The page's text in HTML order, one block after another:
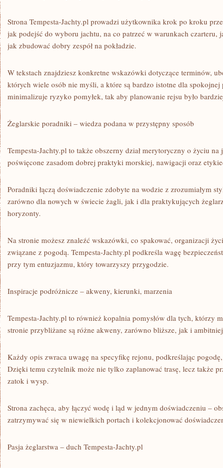
Strona Tempesta-Jachty.pl prowadzi użytkownika krok po kroku
jak podejść do wyboru jachtu, na co patrzeć w warunkach czarteru,
jak zbudować dobry zespół na pokładzie.
W tekstach znajdziesz konkretne wskazówki dotyczące terminów,
których wiele osób nie myśli, a które są bardzo istotne dla spokojnej
minimalizuje ryzyko pomyłek, tak aby planowanie rejsu było
Żeglarskie poradniki – wiedza podana w przystępny sposób
Tempesta-Jachty.pl to także obszerny dział merytoryczny o życiu
poświęcone zasadom dobrej praktyki morskiej, nawigacji oraz
Poradniki łączą doświadczenie zdobyte na wodzie z zrozumiałym
zarówno dla nowych w świecie żagli, jak i dla praktykujących
horyzonty.
Na stronie możesz znaleźć wskazówki, co spakować, organizacji
związane z pogodą. Tempesta-Jachty.pl podkreśla wagę
przy tym entuzjazmu, który towarzyszy przygodzie.
Inspiracje podróżnicze – akweny, kierunki, marzenia
Tempesta-Jachty.pl to również kopalnia pomysłów dla tych, którzy
stronie przybliżane są różne akweny, zarówno bliższe, jak i
Każdy opis zwraca uwagę na specyfikę rejonu, podkreślając
Dzięki temu czytelnik może nie tylko zaplanować trasę, lecz także
zatok i wysp.
Strona zachęca, aby łączyć wodę i ląd w jednym doświadczeniu –
zatrzymywać się w niewielkich portach i kolekcjonować
Pasja żeglarstwa – duch Tempesta-Jachty.pl